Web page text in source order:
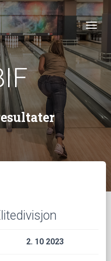
2. 10 2023